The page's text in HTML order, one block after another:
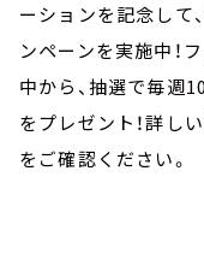
ーションを記念して
ンペーンを実施中！
中から、抽選で毎週
をプレゼント！詳し
をご確認ください。